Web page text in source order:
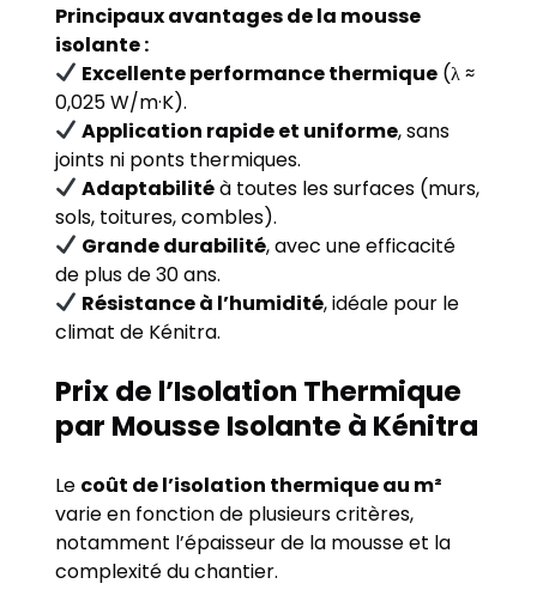
Principaux avantages de la mousse
isolante :
Excellente performance thermique (λ ≈
0,025 W/m·K).
Application rapide et uniforme, sans
joints ni ponts thermiques.
Adaptabilitéà toutes les surfaces (murs,
sols, toitures, combles).
Grande durabilité, avec une efficacité
de plus de 30 ans.
Résistance à l’humidité, idéale pour le
climat de Kénitra.
Prix de l’Isolation Thermique
par Mousse Isolante à Kénitra
Le coût de l’isolation thermique au m²
varie en fonction de plusieurs critères,
notamment l’épaisseur de la mousse et la
complexité du chantier.